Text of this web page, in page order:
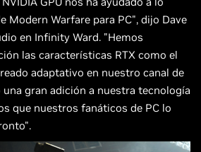
Modern Warfare para PC", dijo Dave
en Infinity Ward. "Hemos
las características RTX como el
adaptativo en nuestro canal de
una gran adición a nuestra tecnología
que nuestros fanáticos de PC lo